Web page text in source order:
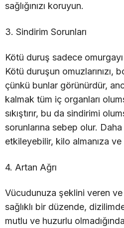
sağlığınızı koruyun.
3. Sindirim Sorunları
Kötü duruş sadece
Kötü duruşun
çünkü bunlar görünürdür,
kalmak tüm iç organları
sıkıştırır, bu da sindirimi
sorunlarına sebep olur.
etkileyebilir, kilo almanıza
4. Artan Ağrı
Vücudunuza şeklini veren
sağlıklı bir düzende,
mutlu ve huzurlu